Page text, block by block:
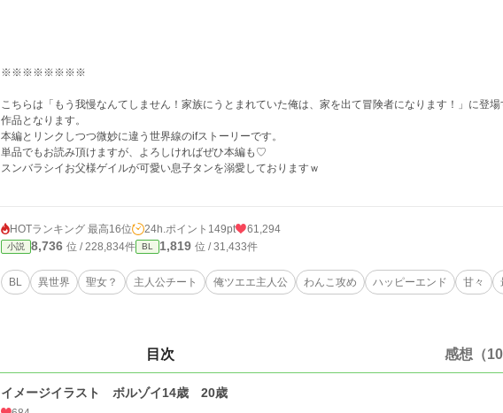
※※※※※※※※
こちらは「もう我慢なんてしません！家族にうとまれていた俺は、家を出て冒険者になります！」に登
作品となります。
本編とリンクしつつ微妙に違う世界線のifストーリーです。
単品でもお読み頂けますが、よろしければぜひ本編も♡
スンバラシイお父様ゲイルが可愛い息子タンを溺愛しておりますｗ
HOTランキング 最高16位 24h.ポイント 149pt 61,294
小説 8,736 位 / 228,834件 BL 1,819 位 / 31,433件
BL 異世界 聖女？ 主人公チート 俺ツエエ主人公 わんこ攻め ハッピーエンド 甘々
目次 感想（
イメージイラスト ボルゾイ14歳 20歳